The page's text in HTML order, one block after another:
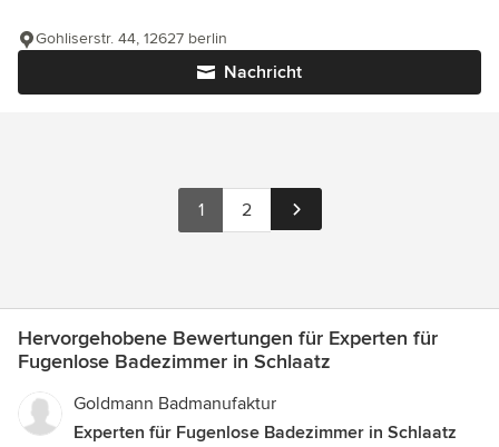
Nachricht
Gohliserstr. 44, 12627 berlin
1 2
Hervorgehobene Bewertungen für Experten für
Fugenlose Badezimmer in Schlaatz
Goldmann Badmanufaktur
Experten für Fugenlose Badezimmer in Schlaatz